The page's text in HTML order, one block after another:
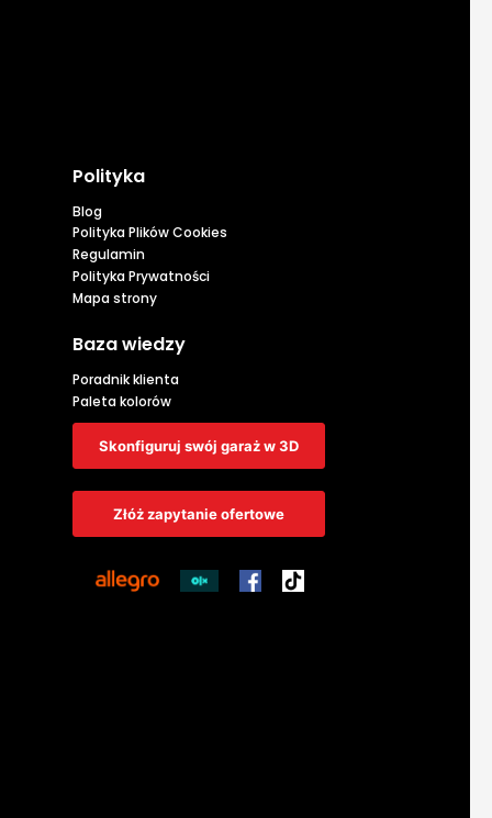
Polityka
Blog
Polityka Plików Cookies
Regulamin
Polityka Prywatności
Mapa strony
Baza wiedzy
Poradnik klienta
Paleta kolorów
Skonfiguruj swój garaż w 3D
Złóż zapytanie ofertowe